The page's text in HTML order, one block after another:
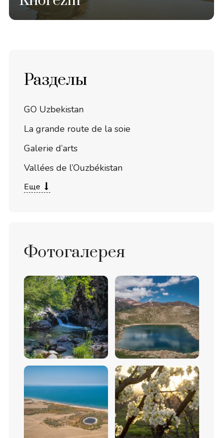
Разделы
GO Uzbekistan
La grande route de la soie
Galerie d’arts
Vallées de l’Ouzbékistan
Еще
Фотогалерея